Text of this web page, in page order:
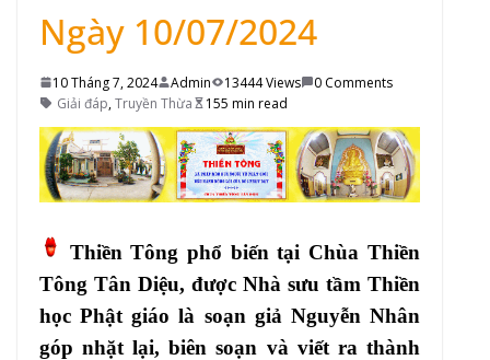
Ngày 10/07/2024
10 Tháng 7, 2024 Admin 13444 Views
0 Comments
Giải đáp,Truyền Thừa 155 min read
Thiền Tông phổ biến tại Chùa Thiền
Tông Tân Diệu, được Nhà sưu tầm Thiền
học Phật giáo là soạn giả Nguyễn Nhân
góp nhặt lại, biên soạn và viết ra thành